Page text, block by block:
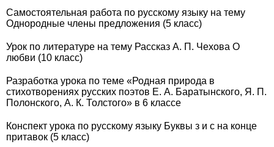
Самостоятельная работа по русскому языку на тему
Однородные члены предложения (5 класс)
Урок по литературе на тему Рассказ А. П. Чехова О
любви (10 класс)
Разработка урока по теме «Родная природа в
стихотворениях русских поэтов Е. А. Баратынского, Я. П.
Полонского, А. К. Толстого» в 6 классе
Конспект урока по русскому языку Буквы з и с на конце
притавок (5 класс)